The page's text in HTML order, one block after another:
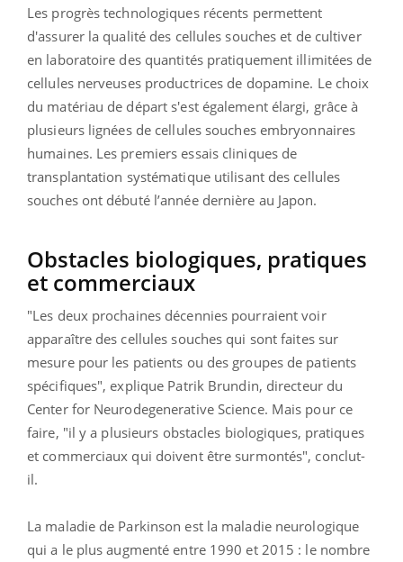
Les progrès technologiques récents permettent
d'assurer la qualité des cellules souches et de cultiver
en laboratoire des quantités pratiquement illimitées de
cellules nerveuses productrices de dopamine. Le choix
du matériau de départ s'est également élargi, grâce à
plusieurs lignées de cellules souches embryonnaires
humaines. Les premiers essais cliniques de
transplantation systématique utilisant des cellules
souches ont débuté l’année dernière au Japon.
Obstacles biologiques, pratiques
et commerciaux
"Les deux prochaines décennies pourraient voir
apparaître des cellules souches qui sont faites sur
mesure pour les patients ou des groupes de patients
spécifiques", explique Patrik Brundin, directeur du
Center for Neurodegenerative Science. Mais pour ce
faire, "il y a plusieurs obstacles biologiques, pratiques
et commerciaux qui doivent être surmontés", conclut-
il.
La maladie de Parkinson est la maladie neurologique
qui a le plus augmenté entre 1990 et 2015 : le nombre